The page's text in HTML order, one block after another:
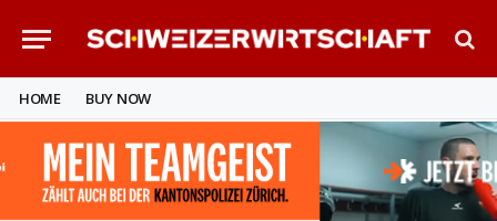
HOME BUY NOW